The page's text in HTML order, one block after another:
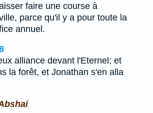
faire une course à
parce qu'il y a pour toute la
annuel.
alliance devant l'Eternel; et
la forêt, et Jonathan s'en alla